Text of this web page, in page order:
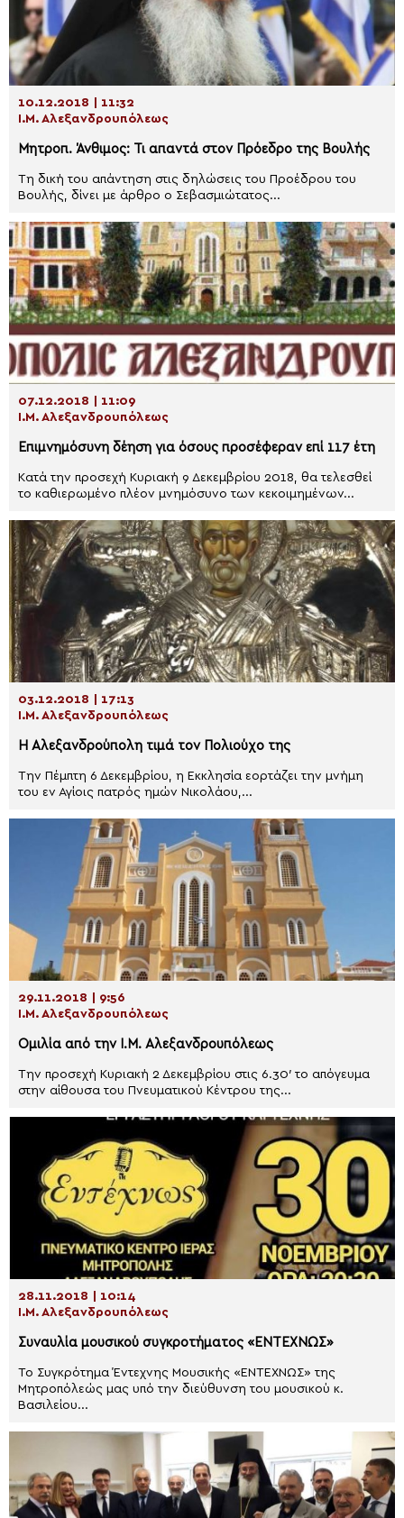
10.12.2018 | 11:32
Ι.Μ. Αλεξανδρουπόλεως
Μητροπ. Άνθιμος: Τι απαντά στον Πρόεδρο της Βουλής
Τη δική του απάντηση στις δηλώσεις του Προέδρου του
Βουλής, δίνει με άρθρο ο Σεβασμιώτατος...
07.12.2018 | 11:09
Ι.Μ. Αλεξανδρουπόλεως
Επιμνημόσυνη δέηση για όσους προσέφεραν επί 117 έτη
Κατά την προσεχή Κυριακή 9 Δεκεμβρίου 2018, θα τελεσθεί
το καθιερωμένο πλέον μνημόσυνο των κεκοιμημένων...
03.12.2018 | 17:13
Ι.Μ. Αλεξανδρουπόλεως
Η Αλεξανδρούπολη τιμά τον Πολιούχο της
Την Πέμπτη 6 Δεκεμβρίου, η Εκκλησία εορτάζει την μνήμη
του εν Αγίοις πατρός ημών Νικολάου,...
29.11.2018 | 9:56
Ι.Μ. Αλεξανδρουπόλεως
Ομιλία από την Ι.Μ. Αλεξανδρουπόλεως
Την προσεχή Κυριακή 2 Δεκεμβρίου στις 6.30′ το απόγευμα
στην αίθουσα του Πνευματικού Κέντρου της...
28.11.2018 | 10:14
Ι.Μ. Αλεξανδρουπόλεως
Συναυλία μουσικού συγκροτήματος «ΕΝΤΕΧΝΩΣ»
Το Συγκρότημα Έντεχνης Μουσικής «ΕΝΤΕΧΝΩΣ» της
Μητροπόλεώς μας υπό την διεύθυνση του μουσικού κ.
Βασιλείου...